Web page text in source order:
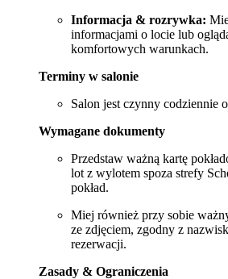
Informacja & rozrywka:
informacjami o locie lub
komfortowych warunkach.
Terminy w salonie
Salon jest czynny codziennie
Wymagane dokumenty
Przedstaw ważną kartę
lot z wylotem spoza strefy
pokład.
Miej również przy sobie
ze zdjęciem, zgodny z
rezerwacji.
Zasady & Ograniczenia